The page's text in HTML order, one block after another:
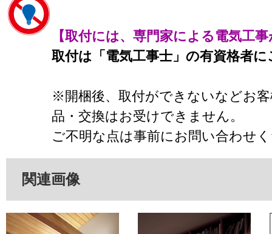
【取付には、専門家による電気工
取付は「電気工事士」の有資格者
※開梱後、取付ができないなどお
品・交換はお受けできません。
ご不明な点は事前にお問い合わせ
関連画像